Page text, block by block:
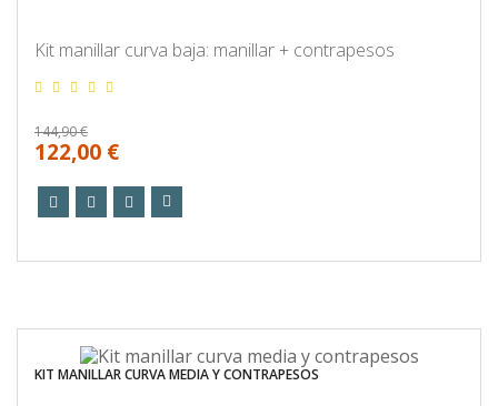
Kit manillar curva baja: manillar + contrapesos
144,90 €
122,00 €
KIT MANILLAR CURVA MEDIA Y CONTRAPESOS